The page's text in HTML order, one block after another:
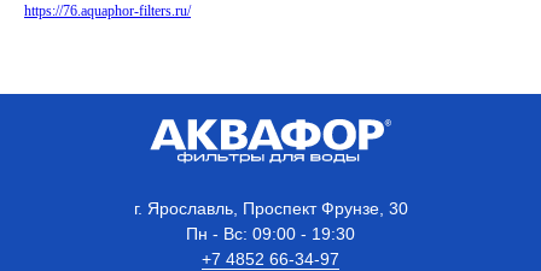
https://76.aquaphor-filters.ru/
г. Ярославль, Проспект Фрунзе, 30
Пн - Вс: 09:00 - 19:30
+7 4852 66-34-97